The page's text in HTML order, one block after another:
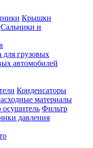
Крышки
Сальники и
для грузовых
автомобилей
Конденсаторы
материалы
осушитель Фильтр
давления